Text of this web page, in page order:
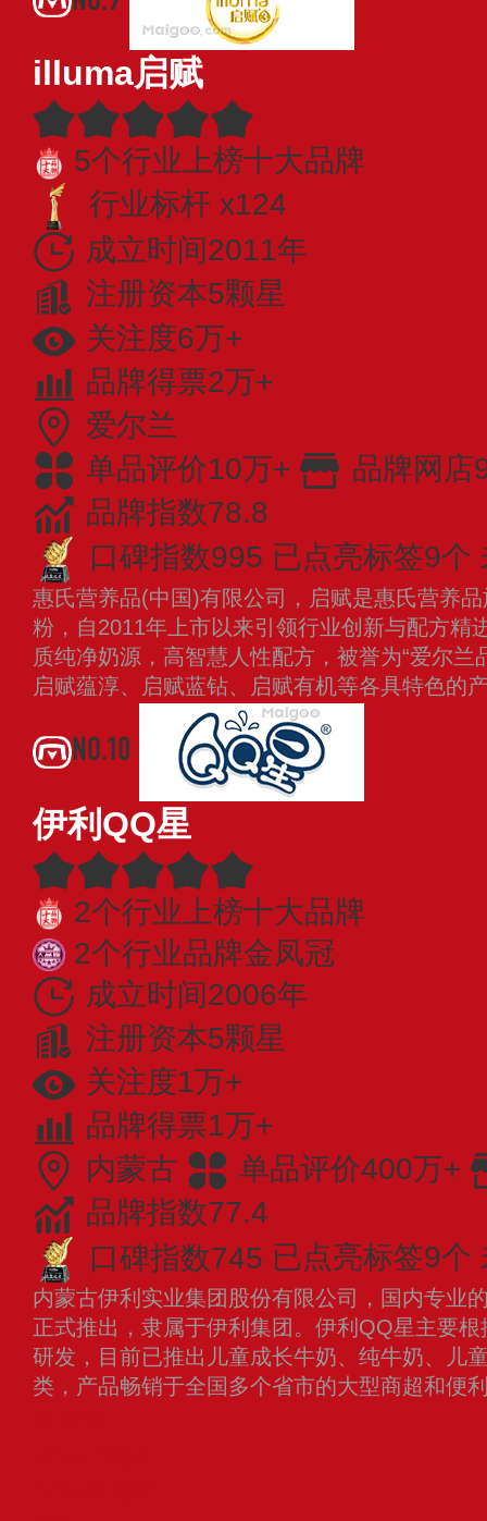
illuma启赋
5个行业上榜十大品牌
行业标杆 x124
成立时间2011年
注册资本5颗星
关注度6万+
品牌得票2万+
爱尔兰
单品评价10万+
品牌网店
品牌指数78.8
口碑指数995 已点亮标签9个
惠氏营养品(中国)有限公司，启赋是惠氏营养
粉，自2011年上市以来引领行业创新与配方精
质纯净奶源，高智慧人性配方，被誉为“爱尔兰
启赋蕴淳、启赋蓝钻、启赋有机等各具特色的
NO.10
伊利QQ星
2个行业上榜十大品牌
2个行业品牌金凤冠
成立时间2006年
注册资本5颗星
关注度1万+
品牌得票1万+
内蒙古
单品评价400万+
品牌指数77.4
口碑指数745 已点亮标签9个
内蒙古伊利实业集团股份有限公司，国内专业
正式推出，隶属于伊利集团。伊利QQ星主要
研发，目前已推出儿童成长牛奶、纯牛奶、儿
类，产品畅销于全国多个省市的大型商超和便